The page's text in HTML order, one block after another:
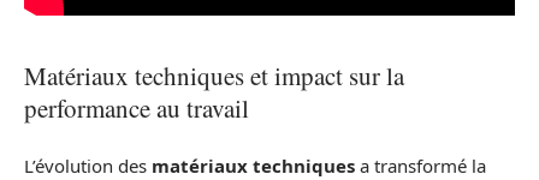
Matériaux techniques et impact sur la
performance au travail
L’évolution des matériaux techniques a transformé la